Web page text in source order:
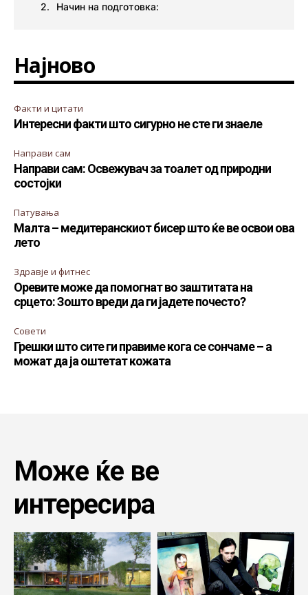
Начин на подготовка:
Најново
Факти и цитати
Интересни факти што сигурно не сте ги знаеле
Направи сам
Направи сам: Освежувач за тоалет од природни
состојки
Патувања
Малта – медитеранскиот бисер што ќе ве освои ова
лето
Здравје и фитнес
Оревите може да помогнат во заштитата на
срцето: Зошто вреди да ги јадете почесто?
Совети
Грешки што сите ги правиме кога се сончаме – а
можат да ја оштетат кожата
Може ќе ве
интересира